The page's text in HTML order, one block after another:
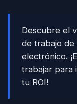
Descubre el
de trabajo de
electrónico.
trabajar para
tu ROI!